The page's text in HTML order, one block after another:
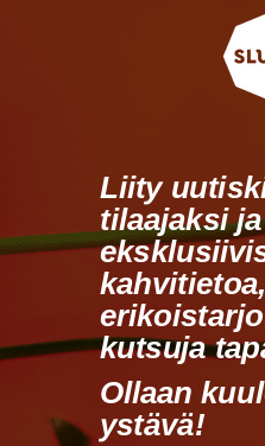
Liity
tilaajaksi
kutsuja
Ollaan
ystävä!